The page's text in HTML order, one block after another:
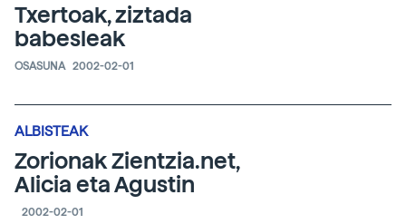
Txertoak, ziztada
babesleak
OSASUNA 2002-02-01
ALBISTEAK
Zorionak Zientzia.net,
Alicia eta Agustin
2002-02-01